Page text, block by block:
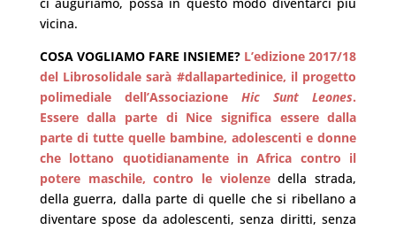
vicina.
COSA VOGLIAMO FARE INSIEME? L’edizione 2017/18
del Librosolidale sarà #dallapartedinice, il progetto
polimediale dell’Associazione Hic Sunt Leones.
Essere dalla parte di Nice significa essere dalla
parte di tutte quelle bambine, adolescenti e donne
che lottano quotidianamente in Africa contro il
potere maschile, contro le violenzedella strada,
della guerra, dalla parte di quelle che si ribellano a
diventare spose da adolescenti, senza diritti, senza